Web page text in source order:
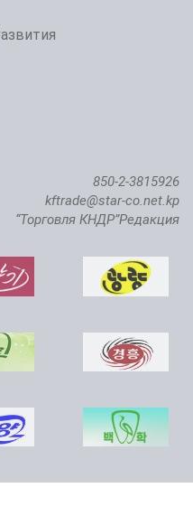
Состоялась церемония ввода в строй Чикхаского рыбопитомника саженой семги
850-2-3815926
kftrade@star-co.net.kp
“Торговля КНДР”Редакция